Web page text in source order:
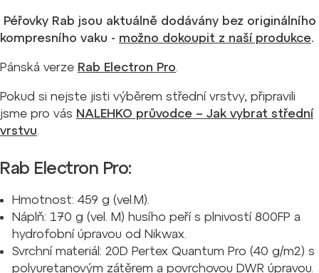
Péřovky Rab jsou aktuálně dodávány bez originálního
kompresního vaku - možno dokoupit z naší produkce.
Pánská verze Rab Electron Pro.
Pokud si nejste jisti výběrem střední vrstvy, připravili
jsme pro vás NALEHKO průvodce – Jak vybrat střední
vrstvu.
Rab Electron Pro:
Hmotnost: 459 g (vel.M).
Náplň: 170 g (vel. M) husího peří s plnivostí 800FP a
hydrofobní úpravou od Nikwax.
Svrchní materiál: 20D Pertex Quantum Pro (40 g/m2) s
polyuretanovým zátěrem a povrchovou DWR úpravou.